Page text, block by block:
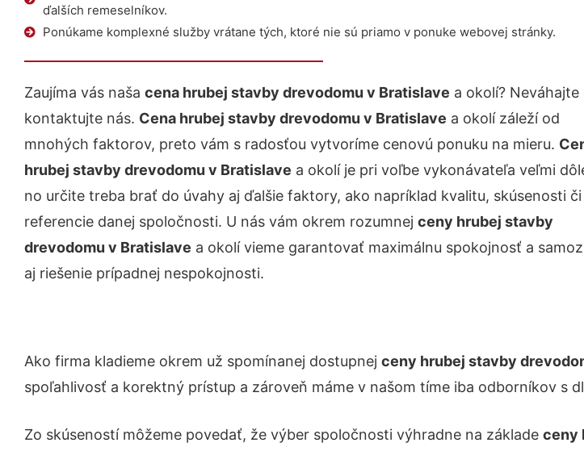
ďalších remeselníkov.
Ponúkame komplexné služby vrátane tých, ktoré nie sú priamo v ponuke webovej stránky.
Zaujíma vás naša cena hrubej stavby drevodomu v Bratislave a okolí? Neváhajte
kontaktujte nás. Cena hrubej stavby drevodomu v Bratislave a okolí záleží od
mnohých faktorov, preto vám s radosťou vytvoríme cenovú ponuku na mieru.
hrubej stavby drevodomu v Bratislave a okolí je pri voľbe vykonávateľa veľmi
no určite treba brať do úvahy aj ďalšie faktory, ako napríklad kvalitu, skúsenosti či
referencie danej spoločnosti. U nás vám okrem rozumnej ceny hrubej stavby
drevodomu v Bratislave a okolí vieme garantovať maximálnu spokojnosť a
aj riešenie prípadnej nespokojnosti.
Ako firma kladieme okrem už spomínanej dostupnej ceny hrubej stavby
spoľahlivosť a korektný prístup a zároveň máme v našom tíme iba odborníkov s
Zo skúseností môžeme povedať, že výber spoločnosti výhradne na základe ceny